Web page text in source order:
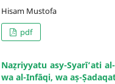
Hisam Mustofa
pdf
Naẓriyyatu asy-Syarī‘ati
wa al-Infāqi, wa aṣ-